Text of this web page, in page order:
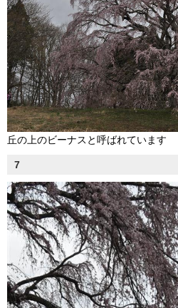
丘の上のビーナスと呼ばれています
7